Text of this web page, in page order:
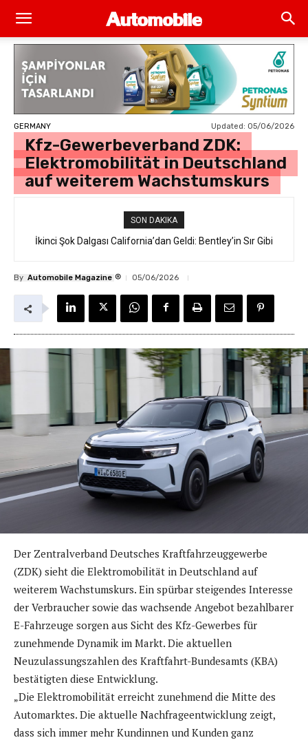
GERMANY Updated: 05/06/2026
Kfz-Gewerbeverband ZDK:
Elektromobilität in Deutschland
auf weiterem Wachstumskurs
SON DAKIKA
İkinci Şok Dalgası California’dan Geldi: Bentley’in Sır Gibi
By Automobile Magazine ® 05/06/2026
Der Zentralverband Deutsches Kraftfahrzeuggewerbe
(ZDK) sieht die Elektromobilität in Deutschland auf
weiterem Wachstumskurs. Ein spürbar steigendes Interesse
der Verbraucher sowie das wachsende Angebot bezahlbarer
E-Fahrzeuge sorgen aus Sicht des Kfz-Gewerbes für
zunehmende Dynamik im Markt. Die aktuellen
Neuzulassungszahlen des Kraftfahrt-Bundesamts (KBA)
bestätigten diese Entwicklung.
„Die Elektromobilität erreicht zunehmend die Mitte des
Automarktes. Die aktuelle Nachfrageentwicklung zeigt,
dass sich immer mehr Kundinnen und Kunden ganz